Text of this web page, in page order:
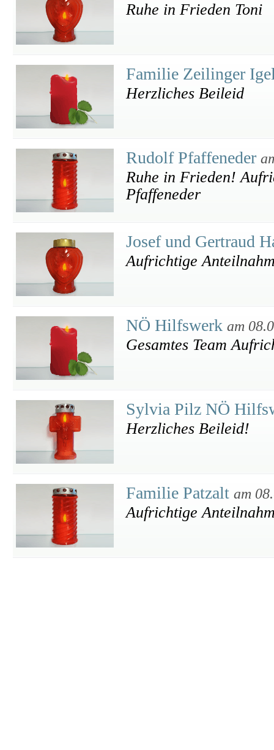
Ruhe in Frieden Toni
Familie Zeilinger
Herzliches Beileid
Rudolf Pfaffeneder
Ruhe in Frieden!
Pfaffeneder
Josef und Gertraud
Aufrichtige
NÖ Hilfswerk am
Gesamtes Team
Sylvia Pilz NÖ
Herzliches Beileid!
Familie Patzalt am
Aufrichtige